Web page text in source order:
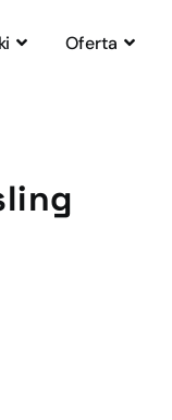
Oferta